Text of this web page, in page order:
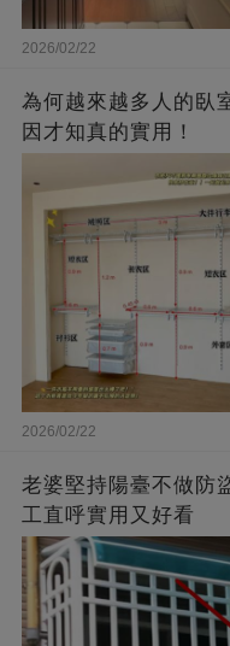
2026/02/22
為何越來越多人的臥
因才知真的實用！
2026/02/22
老婆堅持陽臺不做防
工直呼實用又好看